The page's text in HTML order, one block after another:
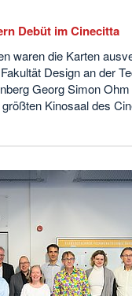
Debüt im Cinecitta
waren die Karten
Design an der
Georg Simon
Kinosaal des